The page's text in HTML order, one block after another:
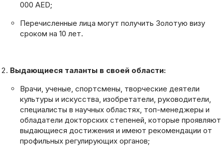
000 AED;
Перечисленные лица могут получить Золотую визу
сроком на 10 лет.
Выдающиеся таланты в своей области:
Врачи, ученые, спортсмены, творческие деятели
культуры и искусства, изобретатели, руководители,
специалисты в научных областях, топ-менеджеры и
обладатели докторских степеней, которые проявляют
выдающиеся достижения и имеют рекомендации от
профильных регулирующих органов;